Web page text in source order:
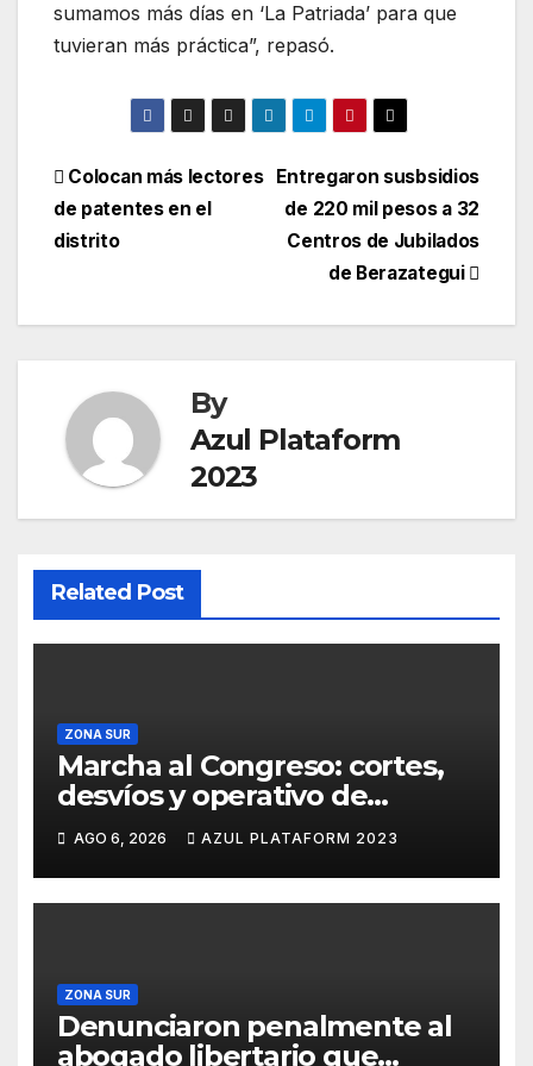
sumamos más días en ‘La Patriada’ para que
tuvieran más práctica”, repasó.
Entregaron susbsidios
de 220 mil pesos a 32
Centros de Jubilados
de Berazategui
Colocan más lectores
de patentes en el
distrito
By
Azul Plataform
2023
Related Post
ZONA SUR
Marcha al Congreso: cortes,
desvíos y operativo de
seguridad por la protesta
contra la reforma de la Ley de
Tierras
AGO 6, 2026 AZUL PLATAFORM 2023
ZONA SUR
Denunciaron penalmente al
abogado libertario que